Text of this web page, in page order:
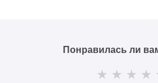
Понравилась ли